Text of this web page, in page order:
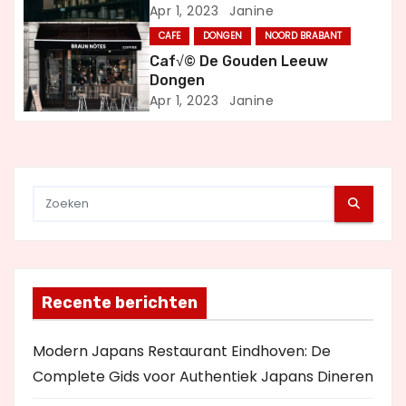
g
a
t
Apr 1, 2023 Janine
CAFE DONGEN NOORD BRABANT
Caf√© De Gouden Leeuw
Dongen
Apr 1, 2023 Janine
Recente berichten
Modern Japans Restaurant Eindhoven: De
Complete Gids voor Authentiek Japans Dineren